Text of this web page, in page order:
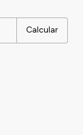
Calcular